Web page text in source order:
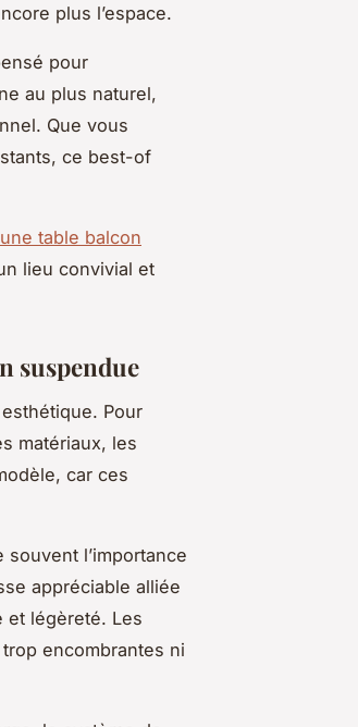
plus l’espace.
pour
au plus naturel,
Que vous
ce best-of
table balcon
lieu convivial et
suspendue
Pour
matériaux, les
car ces
l’importance
appréciable alliée
et légèreté. Les
encombrantes ni